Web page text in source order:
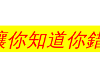
你知道你